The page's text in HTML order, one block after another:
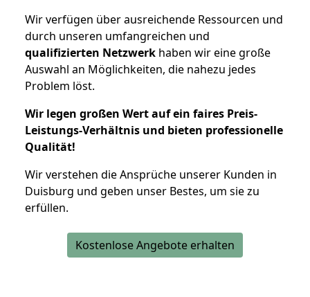
Wir verfügen über ausreichende Ressourcen und
durch unseren umfangreichen und
qualifizierten Netzwerk haben wir eine große
Auswahl an Möglichkeiten, die nahezu jedes
Problem löst.
Wir legen großen Wert auf ein faires Preis-
Leistungs-Verhältnis und bieten professionelle
Qualität!
Wir verstehen die Ansprüche unserer Kunden in
Duisburg und geben unser Bestes, um sie zu
erfüllen.
Kostenlose Angebote erhalten